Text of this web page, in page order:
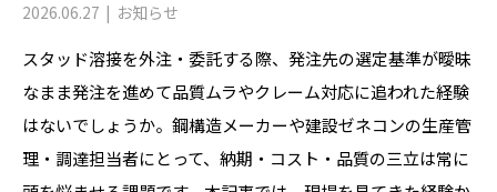
2026.06.27 お知らせ
スタッド溶接を外注・委託する際、発注先の選定基準が曖昧
なまま発注を進めて品質ムラやクレーム対応に追われた経験
はないでしょうか。鋼構造メーカーや建設ゼネコンの生産管
理・調達担当者にとって、納期・コスト・品質の三立は常に